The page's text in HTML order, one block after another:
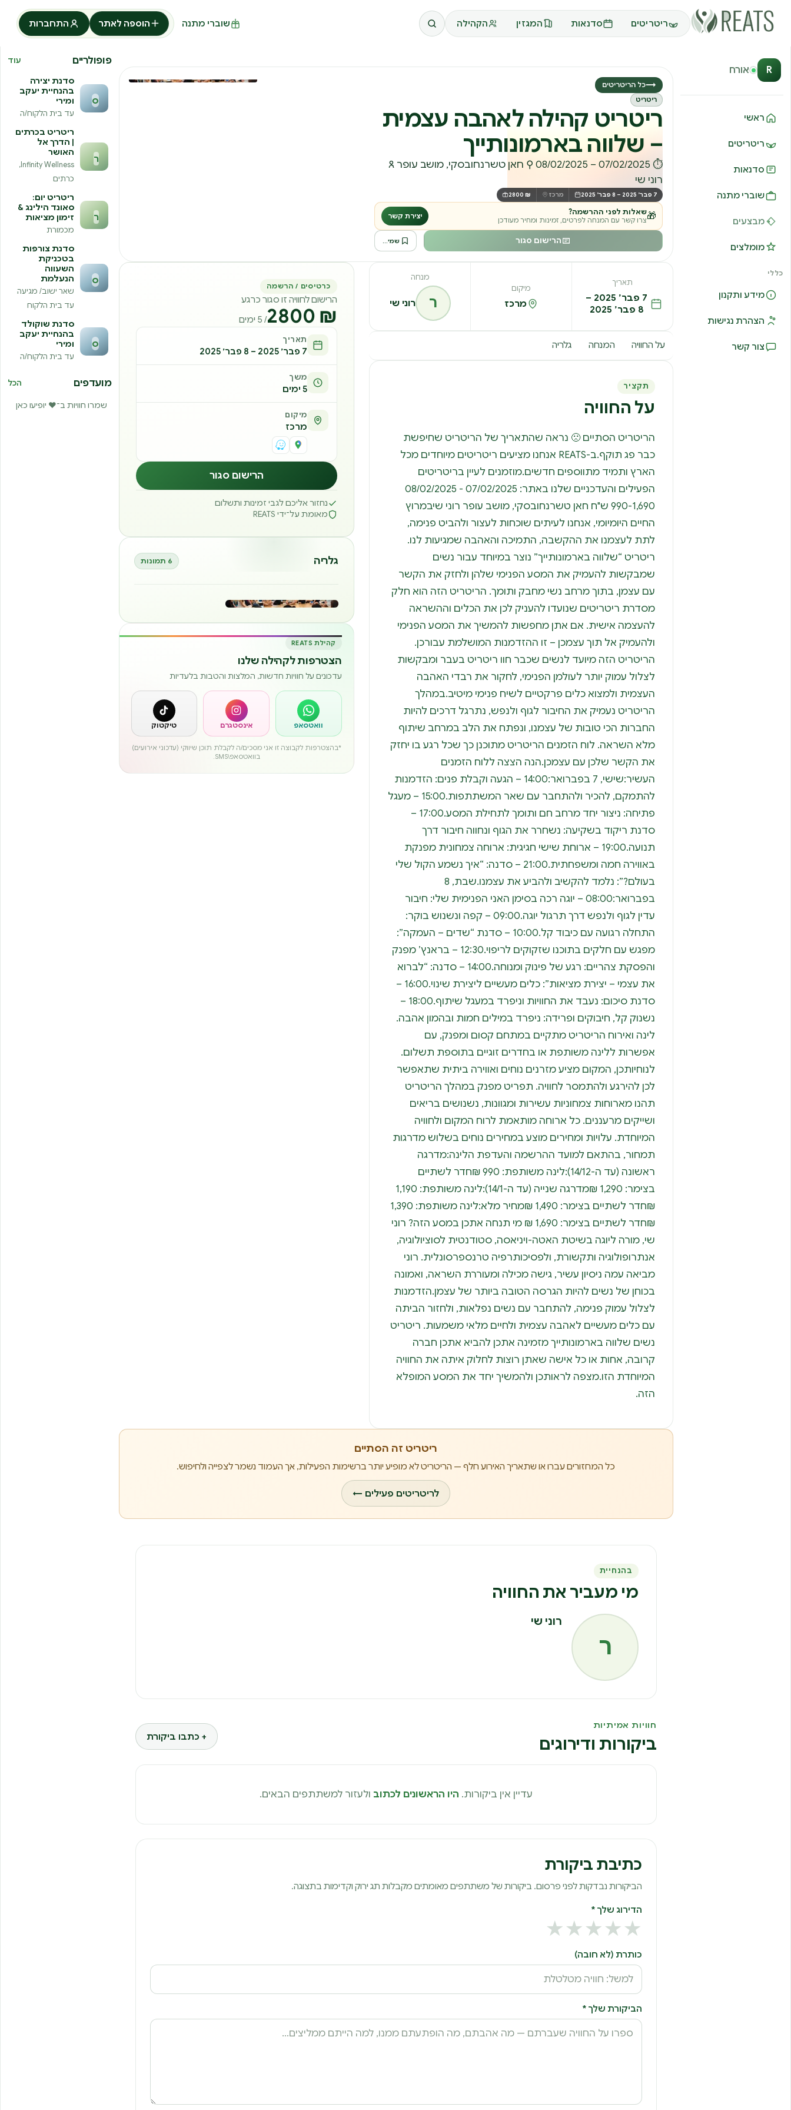
ריטריטים סדנאות המגזין הקהילה שוברי מתנה הוספה לאתר התחברות
R אורח
ראשי
ריטריטים
סדנאות
שוברי מתנה
מבצעים
מומלצים
כללי
מידע ותקנון
הצהרת נגישות
צור קשר
→כל הריטריטים
ריטריט
ריטריט קהילה לאהבה עצמית
– שלווה בארמונותייך
⏱ 07/02/2025 – 08/02/2025 ⚲ חאן טשרנחובסקי, מושב עופר ጸ
רוני שי
7 פבר׳ 2025 – 8 פבר׳ 2025 מרכז ₪ 2800
🎁שאלות לפני ההרשמה?
צרו קשר עם המנחה לפרטים, זמינות ומחיר מעודכן
יצירת קשר
הרישום סגור שמירה לרשימה
תאריך
7 פבר׳ 2025 –
8 פבר׳ 2025
מיקום
מרכז
מנחה
ר רוני שי
על החוויה המנחה גלריה
תקציר
על החוויה
הריטריט הסתיים 🙁 נראה שהתאריך של הריטריט שחיפשת
כבר פג תוקף.ב-REATS אנחנו מציעים ריטריטים מיוחדים מכל
הארץ ותמיד מתווספים חדשים.מוזמנים לעיין בריטריטים
הפעילים והעדכניים שלנו באתר: 07/02/2025 - 08/02/2025
990-1,690 ש"ח חאן טשרנחובסקי, מושב עופר רוני שיבמרוץ
החיים היומיומי, אנחנו לעיתים שוכחות לעצור ולהביט פנימה,
לתת לעצמנו את ההקשבה, התמיכה והאהבה שמגיעות לנו.
ריטריט “שלווה בארמונותייך” נוצר במיוחד עבור נשים
שמבקשות להעמיק את המסע הפנימי שלהן ולחזק את הקשר
עם עצמן, בתוך מרחב נשי מחבק ותומך. הריטריט הזה הוא חלק
מסדרת ריטריטים שנועדו להעניק לכן את הכלים וההשראה
להעצמה אישית. אם אתן מחפשות להמשיך את המסע הפנימי
ולהעמיק אל תוך עצמכן – זו ההזדמנות המושלמת עבורכן.
הריטריט הזה מיועד לנשים שכבר חוו ריטריט בעבר ומבקשות
לצלול עמוק יותר לעולמן הפנימי, לחקור את רבדי האהבה
העצמית ולמצוא כלים פרקטיים לשיח פנימי מיטיב.במהלך
הריטריט נעמיק את החיבור לגוף ולנפש, נתרגל דרכים להיות
החברות הכי טובות של עצמנו, ונפתח את הלב במרחב שיתוף
מלא השראה. לוח הזמנים הריטריט מתוכנן כך שכל רגע בו יחזק
את הקשר שלכן עם עצמכן.הנה הצצה ללוח הזמנים
העשיר:שישי, 7 בפברואר:14:00 – הגעה וקבלת פנים: הזדמנות
להתמקם, להכיר ולהתחבר עם שאר המשתתפות.15:00 – מעגל
פתיחה: ניצור יחד מרחב חם ותומך לתחילת המסע.17:00 –
סדנת ריקוד בשקיעה: נשחרר את הגוף ונחווה חיבור דרך
תנועה.19:00 – ארוחת שישי חגיגית: ארוחה צמחונית מפנקת
באווירה חמה ומשפחתית.21:00 – סדנה: “איך נשמע הקול שלי
בעולם?”: נלמד להקשיב ולהביע את עצמנו.שבת, 8
בפברואר:08:00 – יוגה רכה בסימן האני הפנימית שלי: חיבור
עדין לגוף ולנפש דרך תרגול יוגה.09:00 – קפה ונשנוש בוקר:
התחלה רגועה עם כיבוד קל.10:00 – סדנת “שדים – העמקה”:
מפגש עם חלקים בתוכנו שזקוקים לריפוי.12:30 – בראנץ’ מפנק
והפסקת צהריים: רגע של פינוק ומנוחה.14:00 – סדנה: “לברוא
את עצמי – יצירת מציאות”: כלים מעשיים ליצירת שינוי.16:00 –
סדנת סיכום: נעבד את החוויות וניפרד במעגל שיתוף.18:00 –
נשנוק קל, חיבוקים ופרידה: ניפרד במילים חמות ובהמון אהבה.
לינה ואירוח הריטריט מתקיים במתחם קסום ומפנק, עם
אפשרות ללינה משותפת או בחדרים זוגיים בתוספת תשלום.
לנוחיותכן, המקום מציע מזרנים נוחים ואווירה ביתית שתאפשר
לכן להירגע ולהתמסר לחוויה. תפריט מפנק במהלך הריטריט
תהנו מארוחות צמחוניות עשירות ומגוונות, נשנושים בריאים
ושייקים מרעננים. כל ארוחה מותאמת לרוח המקום ולחוויה
המיוחדת. עלויות ומחירים מוצע במחירים נוחים בשלוש מדרגות
תמחור, בהתאם למועד ההרשמה והעדפת הלינה:מדרגה
ראשונה (עד ה-14/12):לינה משותפת: 990 ₪חדר לשתיים
בצימר: 1,290 ₪מדרגה שנייה (עד ה-14/1):לינה משותפת: 1,190
₪חדר לשתיים בצימר: 1,490 ₪מחיר מלא:לינה משותפת: 1,390
₪חדר לשתיים בצימר: 1,690 ₪ מי תנחה אתכן במסע הזה? רוני
שי, מורה ליוגה בשיטת האטה-ויניאסה, סטודנטית לסוציולוגיה,
אנתרופולוגיה ותקשורת, ולפסיכותרפיה טרנספרסונלית. רוני
מביאה עמה ניסיון עשיר, גישה מכילה ומעוררת השראה, ואמונה
בכוחן של נשים להיות הגרסה הטובה ביותר של עצמן.הזדמנות
לצלול עמוק פנימה, להתחבר עם נשים נפלאות, ולחזור הביתה
עם כלים מעשיים לאהבה עצמית ולחיים מלאי משמעות. ריטריט
נשים שלווה בארמונותייך מזמינה אתכן להביא אתכן חברה
קרובה, אחות או כל אישה שאתן רוצות לחלוק איתה את החוויה
המיוחדת הזו.מצפה לראותכן ולהמשיך יחד את המסע המופלא
הזה.
כרטיסים / הרשמה
הרישום לחוויה זו סגור כרגע
₪ 2800 / 5 ימים
תאריך
7 פבר׳ 2025 – 8 פבר׳ 2025
משך
5 ימים
מיקום
מרכז
הרישום סגור
נחזור אליכם לגבי זמינות ותשלום
מאומת על־ידי REATS
גלריה 6 תמונות
קהילת REATS
הצטרפות לקהילה שלנו
עדכונים על חוויות חדשות, המלצות והטבות בלעדיות
וואטסאפ אינסטגרם טיקטוק
*בהצטרפות לקבוצה זו אני מסכים/ה לקבלת תוכן שיווקי (עדכוני אירועים)
בוואטסאפ\SMS.
ריטריט זה הסתיים
כל המחזורים עברו או שתאריך האירוע חלף — הריטריט לא מופיע יותר ברשימות הפעילות, אך העמוד נשמר לצפייה ולחיפוש.
לריטריטים פעילים ←
בהנחיית
מי מעביר את החוויה
ר
רוני שי
חוויות אמיתיות
ביקורות ודירוגים + כתבו ביקורת
עדיין אין ביקורות. היו הראשונים לכתוב ולעזור למשתתפים הבאים.
כתיבת ביקורת
הביקורות נבדקות לפני פרסום. ביקורות של משתתפים מאומתים מקבלות תג ירוק וקדימות בתצוגה.
הדירוג שלך *
★★★★★
כותרת (לא חובה)
הביקורת שלך *
פופולריים עוד
ס
סדנת יצירה
בהנחיית יעקב
ומירי
עד בית הלקוח/ה
ר
ריטריט בכרתים
| הדרך אל
האושר
Infinity Wellness,
כרתים
ר
ריטריט יום:
סאונד הילינג &
זימון מציאות
מכמורת
ס
סדנת צורפות
בטכניקת
השעווה
הנעלמת
שאר ישוב/ מגיעה
עד בית הלקוח
ס
סדנת שוקולד
בהנחיית יעקב
ומירי
עד בית הלקוח/ה
מועדפים הכל
שמרו חוויות ב־❤️ יופיעו כאן